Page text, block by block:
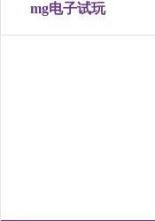
mg电子试玩